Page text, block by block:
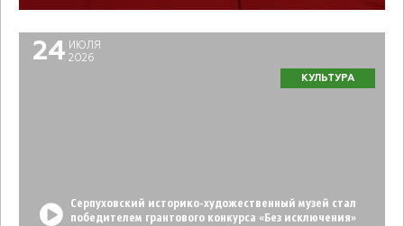
24 ИЮЛЯ
2026
КУЛЬТУРА
Серпуховский историко-художественный музей стал
победителем грантового конкурса «Без исключения»